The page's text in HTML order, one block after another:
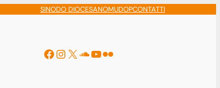
SINODO DIOCESANOMUDOPCONTATTI
Facebook
Instagram
X Soundcloud
YouTube
Flickr